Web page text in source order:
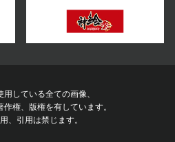
している全ての画像、
権、版権を有しています。
、引用は禁じます。